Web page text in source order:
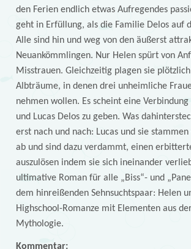
den Ferien endlich etwas Aufregendes
geht in Erfüllung, als die Familie Delos auf
Alle sind hin und weg von den äußerst
Neuankömmlingen. Nur Helen spürt von
Misstrauen. Gleichzeitig plagen sie
Albträume, in denen drei unheimliche
nehmen wollen. Es scheint eine Verbindung
und Lucas Delos zu geben. Was
erst nach und nach: Lucas und sie
ab und sind dazu verdammt, einen
auszulösen indem sie sich ineinander
ultimative Roman für alle „Biss“- und
dem hinreißenden Sehnsuchtspaar: Helen
Highschool-Romanze mit Elementen aus
Mythologie.
Kommentar: